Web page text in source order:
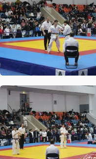
Вы здесь